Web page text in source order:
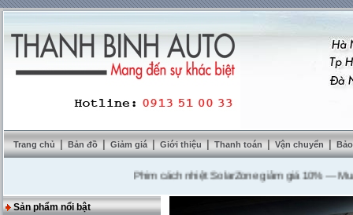
Trang chủ | Bản đồ | Giảm giá | Giới thiệu | Thanh toán | Vận chuyển |
Phim cách nhiệt SolarZone giảm giá 10%---Mua
Sản phẩm nổi bật